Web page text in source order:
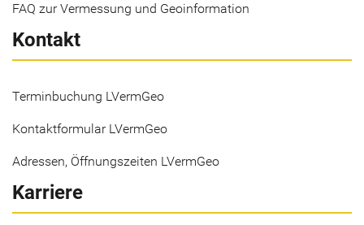
FAQ zur Vermessung und Geoinformation
Kontakt
Terminbuchung LVermGeo
Kontaktformular LVermGeo
Adressen, Öffnungszeiten LVermGeo
Karriere